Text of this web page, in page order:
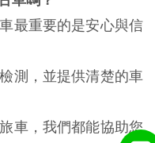
最重要的是安心與信
測，並提供清楚的車
車，我們都能協助您